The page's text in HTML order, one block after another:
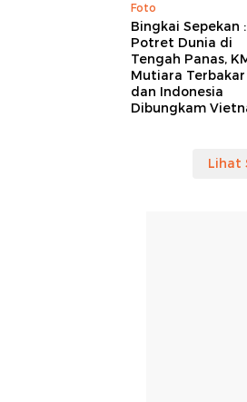
Foto
Bingkai Sepekan :
Potret Dunia di
Tengah Panas,
Mutiara Terbakar
dan Indonesia
Dibungkam
Lihat